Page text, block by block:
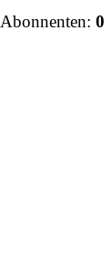
Abonnenten: 0